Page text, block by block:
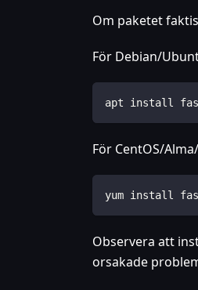
Om paketet
För Debian/
apt install
För CentOS/
yum install
Observera att
orsakade